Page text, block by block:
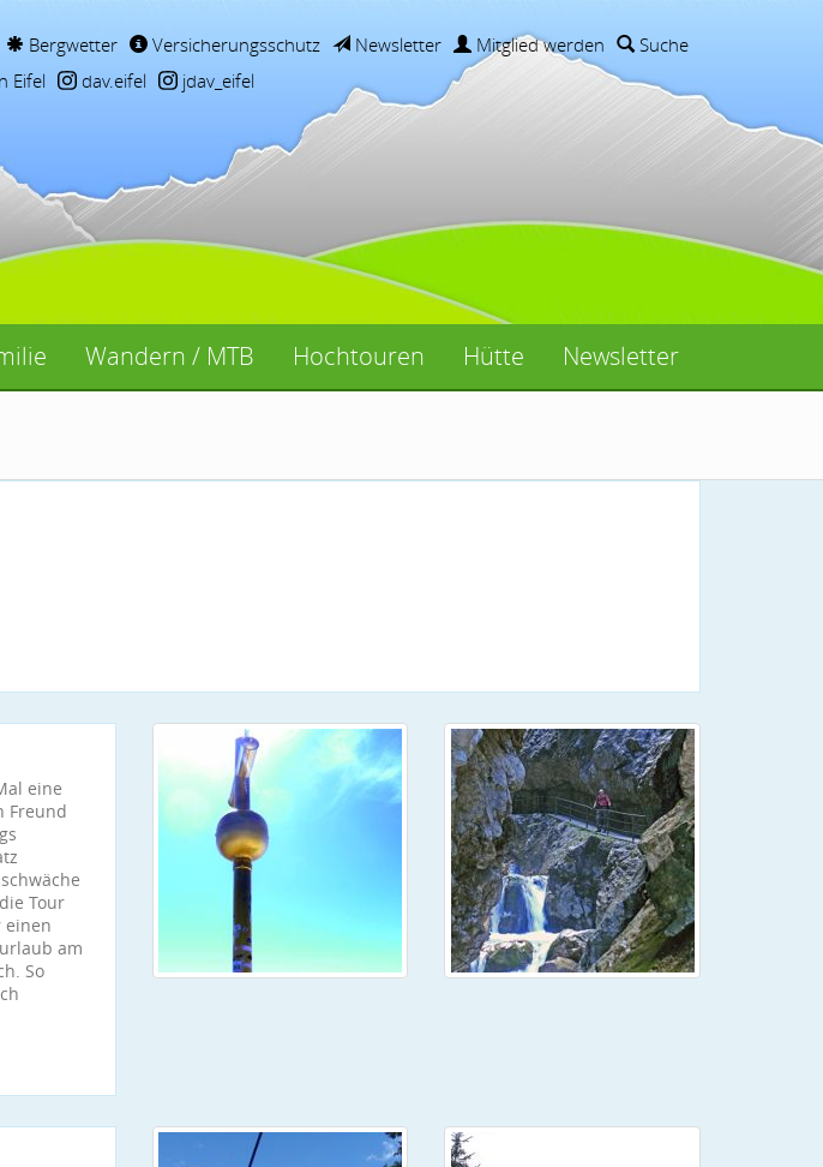
Bergwetter Versicherungsschutz Newsletter Mitglied werden
Suche
Eifel
dav.eifel jdav_eifel
Wandern / MTB Hochtouren Hütte Newsletter
eine
Freund
Tour
einen
am
So